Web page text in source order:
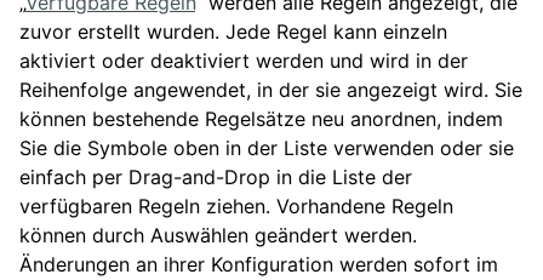
zuvor erstellt wurden. Jede Regel kann einzeln
aktiviert oder deaktiviert werden und wird in der
Reihenfolge angewendet, in der sie angezeigt wird. Sie
können bestehende Regelsätze neu anordnen, indem
Sie die Symbole oben in der Liste verwenden oder sie
einfach per Drag-and-Drop in die Liste der
verfügbaren Regeln ziehen. Vorhandene Regeln
können durch Auswählen geändert werden.
Änderungen an ihrer Konfiguration werden sofort im